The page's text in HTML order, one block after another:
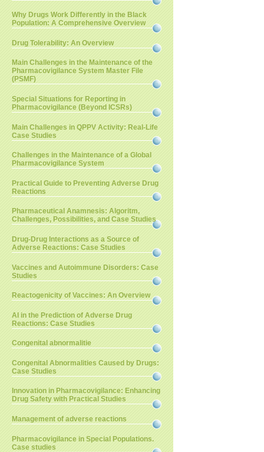
Why Drugs Work Differently in the Black
Population: A Comprehensive Overview
Drug Tolerability: An Overview
Main Challenges in the Maintenance of the
Pharmacovigilance System Master File
(PSMF)
Special Situations for Reporting in
Pharmacovigilance (Beyond ICSRs)
Main Challenges in QPPV Activity: Real-Life
Case Studies
Challenges in the Maintenance of a Global
Pharmacovigilance System
Practical Guide to Preventing Adverse Drug
Reactions
Pharmaceutical Anamnesis: Algoritm,
Challenges, Possibilities, and Case Studies
Drug-Drug Interactions as a Source of
Adverse Reactions: Case Studies
Vaccines and Autoimmune Disorders: Case
Studies
Reactogenicity of Vaccines: An Overview
AI in the Prediction of Adverse Drug
Reactions: Case Studies
Congenital abnormalitie
Congenital Abnormalities Caused by Drugs:
Case Studies
Innovation in Pharmacovigilance: Enhancing
Drug Safety with Practical Studies
Management of adverse reactions
Pharmacovigilance in Special Populations.
Case studies